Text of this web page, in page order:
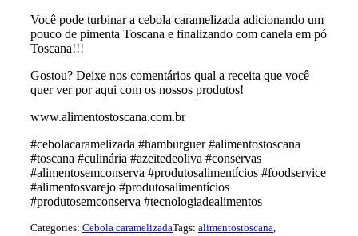
Você pode turbinar a cebola caramelizada adicionando um
pouco de pimenta Toscana e finalizando com canela em pó
Toscana!!!
Gostou? Deixe nos comentários qual a receita que você
quer ver por aqui com os nossos produtos!
www.alimentostoscana.com.br
#cebolacaramelizada #hamburguer #alimentostoscana
#toscana #culinária #azeitedeoliva #conservas
#alimentosemconserva #produtosalimentícios #foodservice
#alimentosvarejo #produtosalimentícios
#produtosemconserva #tecnologiadealimentos
Categories: Cebola caramelizadaTags: alimentostoscana